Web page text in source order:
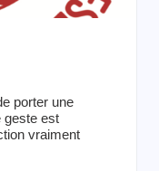
porter une
est
vraiment